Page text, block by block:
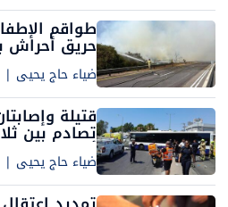
طواقم
حريق
ضياء حاج يحيى |
قتيلة
تصادم بين
أشكلون
ضياء حاج يحيى |